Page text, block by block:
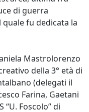
di guerra
fu dedicata la
Mastrolorenzo
della 3° età di
(delegati il
Farina, Gaetani
“U. Foscolo” di